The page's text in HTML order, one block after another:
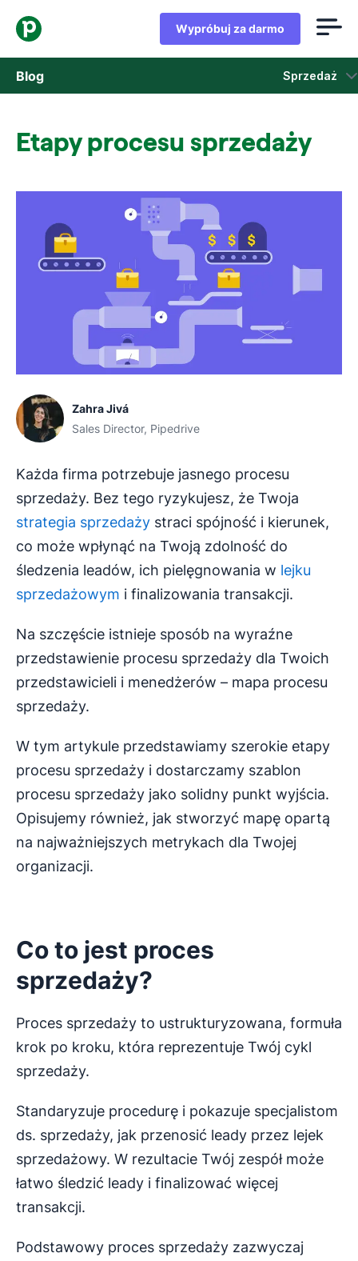
Wypróbuj za darmo
Blog Sprzedaż
Aktualizacje produktów
Studia przypadków
Otwiera się w nowym oknie
Etapy procesu sprzedaży
Zahra Jivá
Sales Director, Pipedrive
Każda firma potrzebuje jasnego procesu
sprzedaży. Bez tego ryzykujesz, że Twoja
strategia sprzedaży straci spójność i kierunek,
co może wpłynąć na Twoją zdolność do
śledzenia leadów, ich pielęgnowania w lejku
sprzedażowym i finalizowania transakcji.
Na szczęście istnieje sposób na wyraźne
przedstawienie procesu sprzedaży dla Twoich
przedstawicieli i menedżerów – mapa procesu
sprzedaży.
W tym artykule przedstawiamy szerokie etapy
procesu sprzedaży i dostarczamy szablon
procesu sprzedaży jako solidny punkt wyjścia.
Opisujemy również, jak stworzyć mapę opartą
na najważniejszych metrykach dla Twojej
organizacji.
Co to jest proces
sprzedaży?
Proces sprzedaży to ustrukturyzowana, formuła
krok po kroku, która reprezentuje Twój cykl
sprzedaży.
Standaryzuje procedurę i pokazuje specjalistom
ds. sprzedaży, jak przenosić leady przez lejek
sprzedażowy. W rezultacie Twój zespół może
łatwo śledzić leady i finalizować więcej
transakcji.
Podstawowy proces sprzedaży zazwyczaj